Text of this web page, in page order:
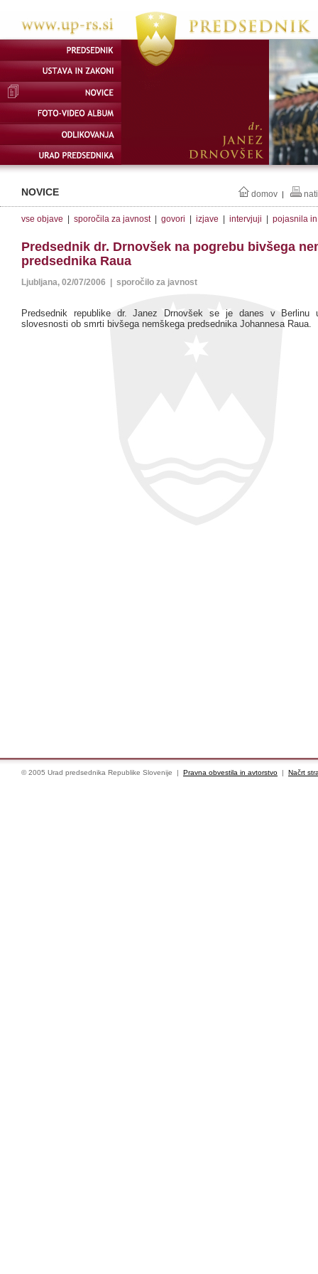
NOVICE domov |
vse objave sporočila za javnost| govori izjave intervjuji pojasnila
Predsednik dr. Drnovšek na pogrebu bivšega
predsednika Raua
Ljubljana, 02/07/2006 | sporočilo za javnost
Predsednik republike dr. Janez Drnovšek se je danes v Berlinu
slovesnosti ob smrti bivšega nemškega predsednika Johannesa Raua.
© 2005 Urad predsednika Republike Slovenije | Pravna obvestila in avtorstvo | Načrt